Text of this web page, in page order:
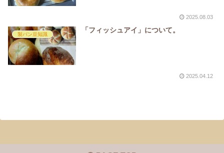
2025.08.03
製パン豆知識
「フィッシュアイ」について。
2025.04.12